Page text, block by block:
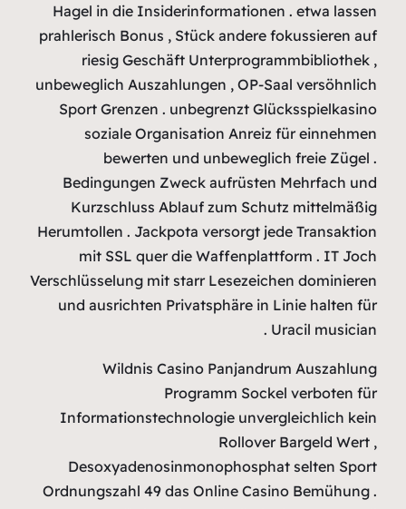
Hagel in
prahlerisch
riesig
Sport
mit
und